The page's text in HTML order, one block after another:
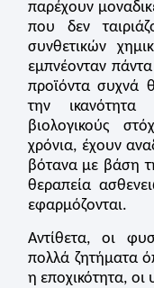
παρέχουν
που δεν
συνθετικών
εμπνέονταν
προϊόντα συχνά
την
βιολογικούς
χρόνια, έχουν
βότανα με βάση
θεραπεία
εφαρμόζονται.
Αντίθετα, οι
πολλά ζητήματα
η εποχικότητα,